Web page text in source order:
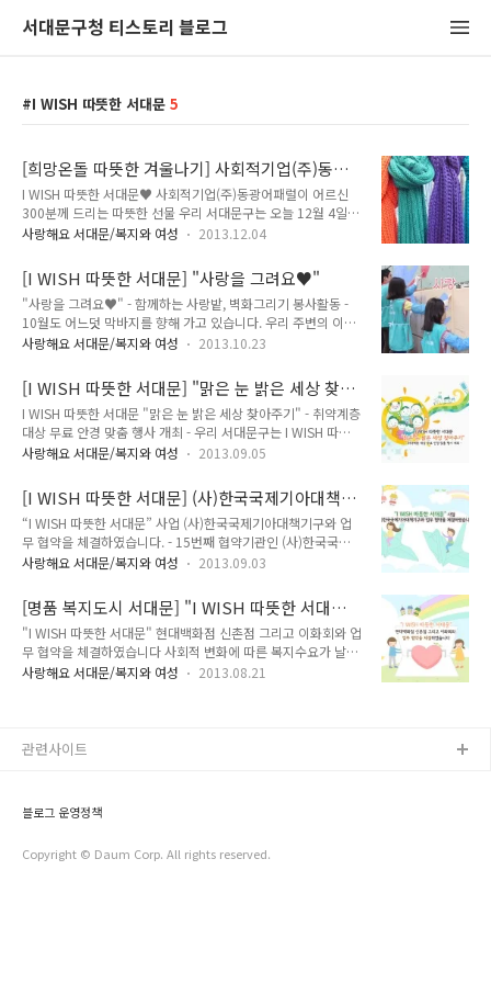
서대문구청 티스토리 블로그
I WISH 따뜻한 서대문 5
[희망온돌 따뜻한 겨울나기] 사회적기업(주)동광
어패럴이 어르신 300분께 드리는 따뜻한 선물
I WISH 따뜻한 서대문♥ 사회적기업(주)동광어패럴이 어르신
300분께 드리는 따뜻한 선물 우리 서대문구는 오늘 12월 4일
수요일 구청장실에서 (주)동광어패럴(대표이사 배충일)과 'I
통해 (주)동광어패럴에서 목도리 300개를 전달하고 저소득 어
르신의 따뜻한 겨울나기를 위해 동주민센터별로 배분할 계획입
니다. ‘I WISH 따뜻한 서대문 사업’은 저소득, 어르신, 아동청소
년, 장애인, 다문화 등 각 분야에서 후원자와 수혜자가 원하는 다
양한 맞춤형 사업을 발굴해 지속적 후원이 이루어질 수 있도록
럴과의 업무 협약으로 현재까지 18개 기관과 서대문구 사이에
협약이 이뤄졌답니다. (주..
사랑해요 서대문/복지와 여성 2013.12.04
[I WISH 따뜻한 서대문] "사랑을 그려요♥"
"사랑을 그려요♥" - 함께하는 사랑밭, 벽화그리기 봉사활동 -
10월도 어느덧 막바지를 향해 가고 있습니다. 우리 주변의 이웃
들을 위해 노력하는 작은 실천을 오늘 소개해 드릴까 합니다.
득, 어르신, 아동청소년, 장애인, 다문화 등 각 분야에서 후원자
와 수혜자가 원하는 다양한 맞춤형 사업을 발굴해 지속적 후원이
이루어질 수 있도록 하는 서대문구만의 독특한 복지사업으로, 이
를 위해 현재까지 17개 기관과 서대문구 사이에 협약이 이뤄졌
답니다. 사회복지 NGO인 ‘함께하는 사랑밭’과 19일 오전 9~12
동을 하였답니다. 여기서 함께 하는 사랑밭은 사랑의 씨앗을 심
고 가꾸는 구제단..
사랑해요 서대문/복지와 여성 2013.10.23
[I WISH 따뜻한 서대문] "맑은 눈 밝은 세상 찾
아주기" - 취약계층 대상 무료 안경 맞춤 행사 개
최 -
I WISH 따뜻한 서대문 "맑은 눈 밝은 세상 찾아주기" - 취약계층
대상 무료 안경 맞춤 행사 개최 - 우리 서대문구는 I WISH 따뜻
한 서대문사업 협약기관인 이화회와 함께 서대문구청 기획상황
경 맞춤 행사인 "맑은 눈 밝은 세상 찾아주기" 행사를 개최하였
답니다. TONG과 함께 자세히 알아볼까요? - 사 업 명 : "맑은 눈
밝은 세상 찾아주기" - 일 시 : 2013. 9. 3(화) 09:00 ~ 14:00 -
장 소 : 기획상황실 - 대 상 : 기초수급자 어르신 50명 - 내 용 : 시
력검사 및 10만원 상당 안경 무료 맞춤 - 후 원 : 이화회(남대문
하돼 검진을 필요로..
사랑해요 서대문/복지와 여성 2013.09.05
[I WISH 따뜻한 서대문] (사)한국국제기아대책기
구와 업무 협약을 체결하였습니다.
“I WISH 따뜻한 서대문” 사업 (사)한국국제기아대책기구와 업
무 협약을 체결하였습니다. - 15번째 협약기관인 (사)한국국제
기아대책기구에서 서대문구 기 수혜자 중 아동 청소년이 있는 차
적으로 후원 - 이제는 가을날씨가 찾아오고 있습니다. 이런 날씨
가 될 때 쯔음이면 우리 주변의 이웃들이 먼저 생각이 나곤 합니
다. 우리 서대문구는 국제구호단체 기아대책(회장 정정섭)과 “I
Wish 따뜻한 서대문”사업 협약을 맺었습니다. TONG과 함께 더
자세히 알아볼까요? - 행사개요 -> 일 시 : 2013.8.28(수)
사랑해요 서대문/복지와 여성 2013.09.03
[명품 복지도시 서대문] "I WISH 따뜻한 서대문"
현대백화점 신촌점 그리고 이화회와 업무 협약을
체결하였습니다
"I WISH 따뜻한 서대문" 현대백화점 신촌점 그리고 이화회와 업
무 협약을 체결하였습니다 사회적 변화에 따른 복지수요가 날로
증가하고 있습니다. 재정, 문화, 교육, 보건 주거 등 여러 분야에
문" 사업을 추진하고 있습니다. 더불어 현대백화점 신촌점/이화
장 최문식) - 내 용 : 업무 협약 체결 8월 20일(화) ..
사랑해요 서대문/복지와 여성 2013.08.21
블로그 운영정책
Copyright © Daum Corp. All rights reserved.
관련사이트